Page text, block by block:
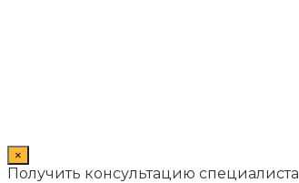
×
Получить консультацию специалиста